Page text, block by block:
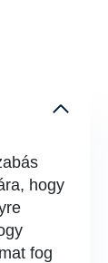
hogy
fog